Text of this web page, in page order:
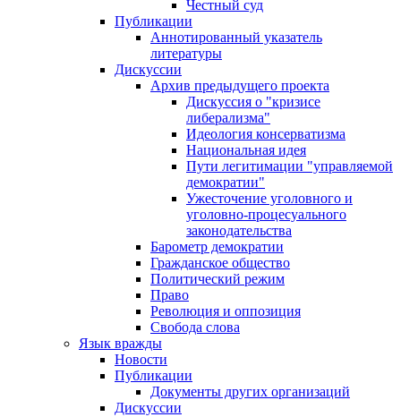
Честный суд
Публикации
Аннотированный указатель
литературы
Дискуссии
Архив предыдущего проекта
Дискуссия о "кризисе
либерализма"
Идеология консерватизма
Национальная идея
Пути легитимации "управляемой
демократии"
Ужесточение уголовного и
уголовно-процесуального
законодательства
Барометр демократии
Гражданское общество
Политический режим
Право
Революция и оппозиция
Свобода слова
Язык вражды
Новости
Публикации
Документы других организаций
Дискуссии